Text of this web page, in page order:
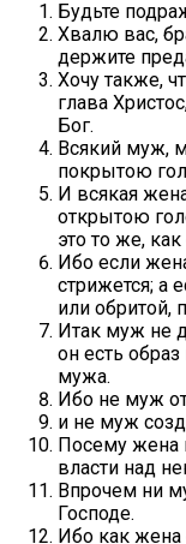
Будьте
Хвалю вас,
держите
Хочу также,
глава
Бог.
Всякий муж,
покрытою
И всякая
открытою
это то же,
Ибо если
стрижется; а
или обритой,
Итак муж не
он есть
мужа.
Ибо не муж
и не муж
Посему жена
власти над
Впрочем ни
Господе.
Ибо как